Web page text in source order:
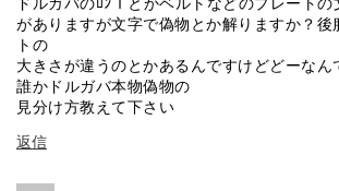
がありますが文字で偽物とか解りますか？後
トの
大きさが違うのとかあるんですけどどーなん
誰かドルガバ本物偽物の
見分け方教えて下さい
返信